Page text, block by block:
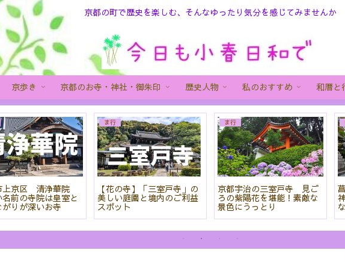
京都の町で歴史を楽しむ、そんなゆったり気分を感じてみませんか
京歩き 京都のお寺・神社・御朱印 歴史人物 私のおすすめ 和暦と
上京区 清浄華院
前の寺院は皇室と
がりが深いお寺
ま行
【花の寺】「三室戸寺」の
美しい庭園と境内のご利益
スポット
ま行
京都宇治の三室戸寺 見ご
ろの紫陽花を堪能！素敵な
景色にうっとり